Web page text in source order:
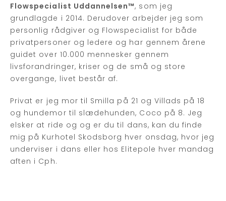
Flowspecialist Uddannelsen™, som jeg
grundlagde i 2014. Derudover arbejder jeg som
personlig rådgiver og Flowspecialist for både
privatpersoner og ledere og har gennem årene
guidet over 10.000 mennesker gennem
livsforandringer, kriser og de små og store
overgange, livet består af.
Privat er jeg mor til Smilla på 21 og Villads på 18
og hundemor til slædehunden, Coco på 8. Jeg
elsker at ride og og er du til dans, kan du finde
mig på Kurhotel Skodsborg hver onsdag, hvor jeg
underviser i dans eller hos Elitepole hver mandag
aften i Cph.